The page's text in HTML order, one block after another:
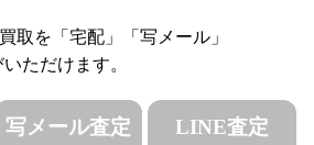
取を「宅配」「写メール」
ただけます。
写メール査定 LINE査定